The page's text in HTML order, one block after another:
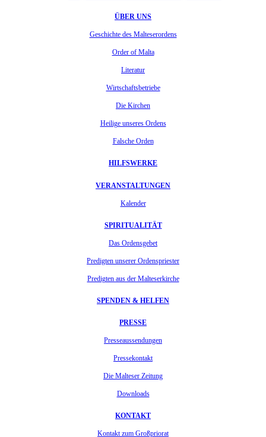
ÜBER UNS
Geschichte des Malteserordens
Order of Malta
Literatur
Wirtschaftsbetriebe
Die Kirchen
Heilige unseres Ordens
Falsche Orden
HILFSWERKE
VERANSTALTUNGEN
Kalender
SPIRITUALITÄT
Das Ordensgebet
Predigten unserer Ordenspriester
Predigten aus der Malteserkirche
SPENDEN & HELFEN
PRESSE
Presseaussendungen
Pressekontakt
Die Malteser Zeitung
Downloads
KONTAKT
Kontakt zum Großpriorat